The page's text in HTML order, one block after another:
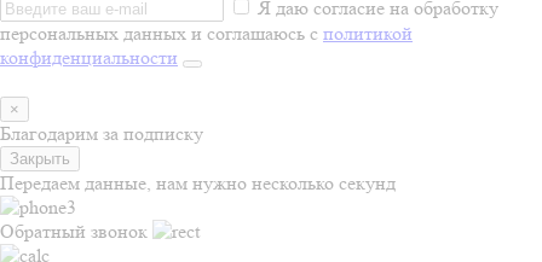
Я даю согласие на обработку
персональных данных и соглашаюсь с политикой
конфиденциальности
×
Благодарим за подписку
Закрыть
Передаем данные, нам нужно несколько секунд
Обратный звонок